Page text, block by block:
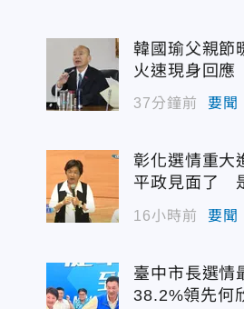
韓國瑜父親節
火速現身回
37分鐘前 要聞
彰化選情重大
平政見面了
度曝光
16小時前 要聞
臺中市長選情
38.2%領先